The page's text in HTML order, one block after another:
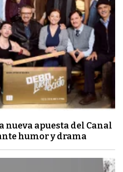
nueva apuesta del Canal
humor y drama